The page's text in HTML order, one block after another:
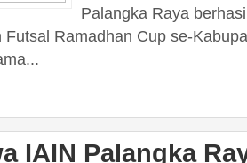
Palangka Raya
Futsal Ramadhan Cup se-
IAIN Palangka